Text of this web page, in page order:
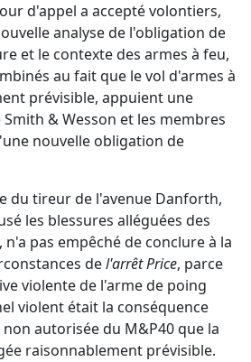
d'appel a accepté volontiers,
analyse de l'obligation de
et le contexte des armes à feu,
au fait que le vol d'armes à
prévisible, appuient une
& Wesson et les membres
nouvelle obligation de
du tireur de l'avenue Danforth,
les blessures alléguées des
pas empêché de conclure à la
del'arrêt Price, parce
violente de l'arme de poing
violent était la conséquence
autorisée du M&P40 que la
raisonnablement prévisible.